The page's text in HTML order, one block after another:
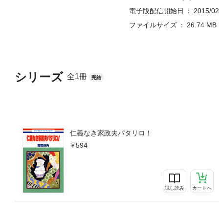
シリーズ 全1冊 完結
仁義なき家政夫パタリロ！
594
試し読み カートへ
電子版配信開始日
2015/
ファイルサイズ
26.74 MB